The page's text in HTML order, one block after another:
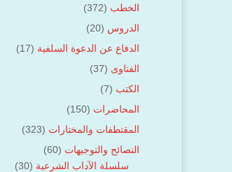
الخطب (372)
الدروس (20)
الدفاع عن الدعوة السلفية (17)
الفتاوى (37)
الكتب (7)
المحاضرات (150)
المقتطفات والمختارات (323)
النصائح والتوجيهات (60)
سلسلة الآداب الشرعية (30)